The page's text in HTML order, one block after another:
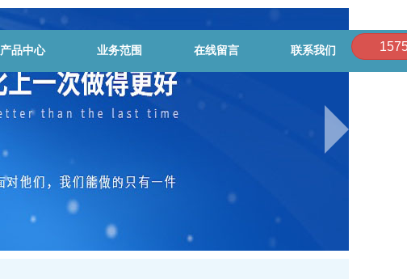
产品中心 业务范围 在线留言 联系我们